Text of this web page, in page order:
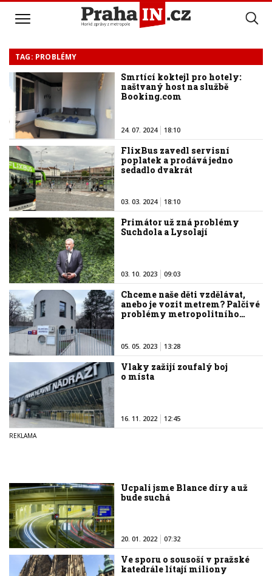
TAG: PROBLÉMY
Smrtící koktejl pro hotely:
naštvaný host na službě
Booking.com
24. 07. 2024 18:10
FlixBus zavedl servisní
poplatek a prodává jedno
sedadlo dvakrát
03. 03. 2024 18:10
Primátor už zná problémy
Suchdola a Lysolají
03. 10. 2023 09:03
Chceme naše děti vzdělávat,
anebo je vozit metrem? Palčivé
problémy metropolitního…
05. 05. 2023 13:28
Vlaky zažijí zoufalý boj
o místa
16. 11. 2022 12:45
Ucpali jsme Blance díry a už
bude suchá
20. 01. 2022 07:32
Ve sporu o sousoší v pražské
katedrále lítají miliony